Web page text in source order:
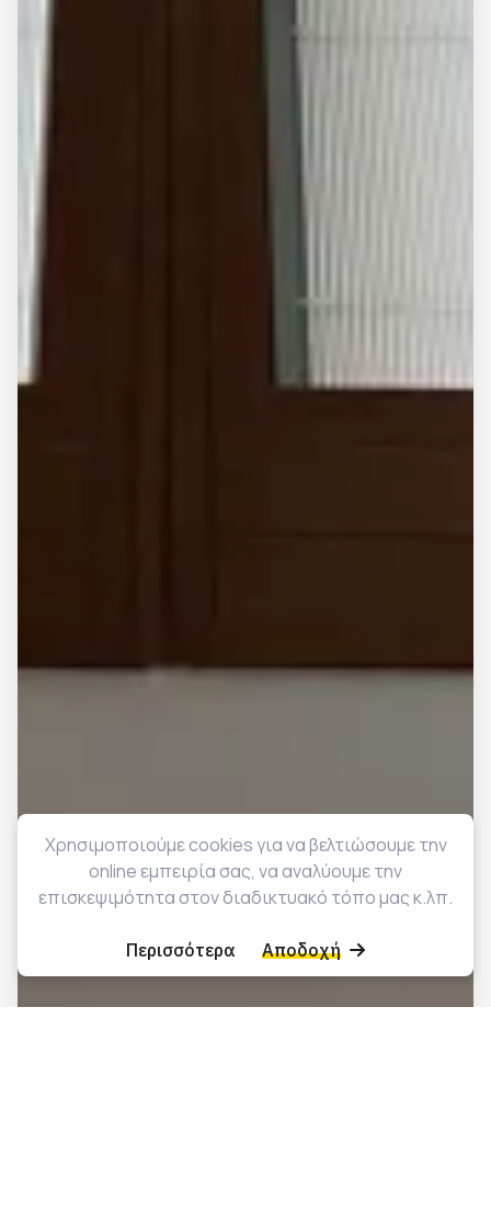
Χρησιμοποιούμε cookies για να βελτιώσουμε την
online εμπειρία σας, να αναλύουμε την
επισκεψιμότητα στον διαδικτυακό τόπο μας κ.λπ.
Περισσότερα Αποδοχή